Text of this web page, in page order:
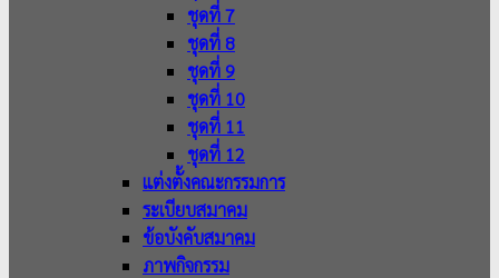
ชุดที่ 7
ชุดที่ 8
ชุดที่ 9
ชุดที่ 10
ชุดที่ 11
ชุดที่ 12
แต่งตั้งคณะกรรมการ
ระเบียบสมาคม
ข้อบังคับสมาคม
ภาพกิจกรรม